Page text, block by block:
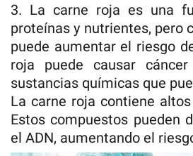
3. La carne roja es una
proteínas y nutrientes, pero
puede aumentar el riesgo
roja puede causar
sustancias químicas que
La carne roja contiene
Estos compuestos pueden
el ADN, aumentando el